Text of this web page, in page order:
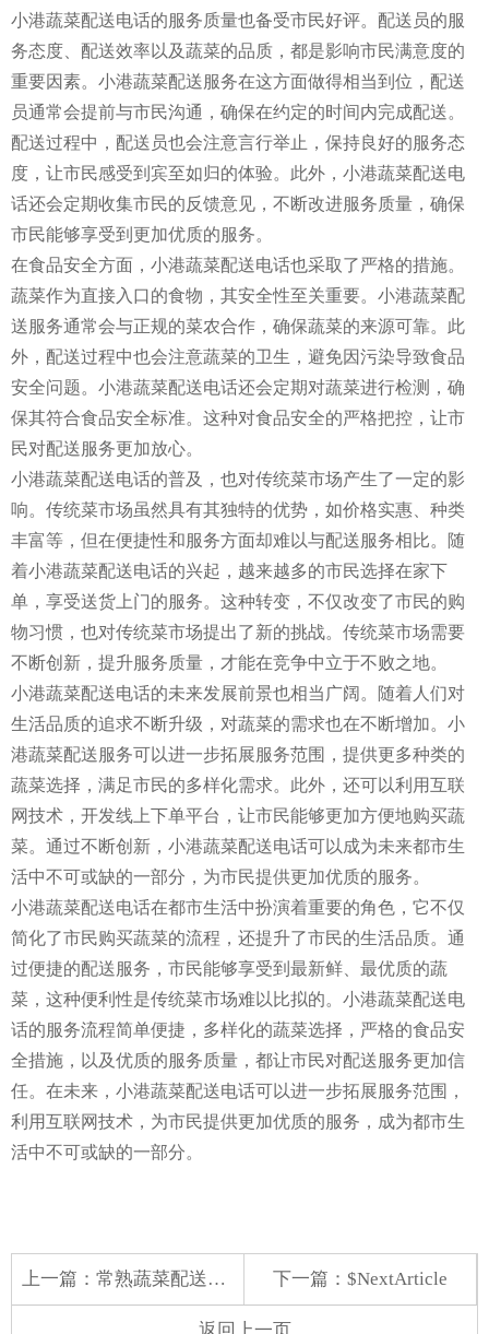
小港蔬菜配送电话的服务质量也备受市民好评。配送员的服
务态度、配送效率以及蔬菜的品质，都是影响市民满意度的
重要因素。小港蔬菜配送服务在这方面做得相当到位，配送
员通常会提前与市民沟通，确保在约定的时间内完成配送。
配送过程中，配送员也会注意言行举止，保持良好的服务态
度，让市民感受到宾至如归的体验。此外，小港蔬菜配送电
话还会定期收集市民的反馈意见，不断改进服务质量，确保
市民能够享受到更加优质的服务。
在食品安全方面，小港蔬菜配送电话也采取了严格的措施。
蔬菜作为直接入口的食物，其安全性至关重要。小港蔬菜配
送服务通常会与正规的菜农合作，确保蔬菜的来源可靠。此
外，配送过程中也会注意蔬菜的卫生，避免因污染导致食品
安全问题。小港蔬菜配送电话还会定期对蔬菜进行检测，确
保其符合食品安全标准。这种对食品安全的严格把控，让市
民对配送服务更加放心。
小港蔬菜配送电话的普及，也对传统菜市场产生了一定的影
响。传统菜市场虽然具有其独特的优势，如价格实惠、种类
丰富等，但在便捷性和服务方面却难以与配送服务相比。随
着小港蔬菜配送电话的兴起，越来越多的市民选择在家下
单，享受送货上门的服务。这种转变，不仅改变了市民的购
物习惯，也对传统菜市场提出了新的挑战。传统菜市场需要
不断创新，提升服务质量，才能在竞争中立于不败之地。
小港蔬菜配送电话的未来发展前景也相当广阔。随着人们对
生活品质的追求不断升级，对蔬菜的需求也在不断增加。小
港蔬菜配送服务可以进一步拓展服务范围，提供更多种类的
蔬菜选择，满足市民的多样化需求。此外，还可以利用互联
网技术，开发线上下单平台，让市民能够更加方便地购买蔬
菜。通过不断创新，小港蔬菜配送电话可以成为未来都市生
活中不可或缺的一部分，为市民提供更加优质的服务。
小港蔬菜配送电话在都市生活中扮演着重要的角色，它不仅
简化了市民购买蔬菜的流程，还提升了市民的生活品质。通
过便捷的配送服务，市民能够享受到最新鲜、最优质的蔬
菜，这种便利性是传统菜市场难以比拟的。小港蔬菜配送电
话的服务流程简单便捷，多样化的蔬菜选择，严格的食品安
全措施，以及优质的服务质量，都让市民对配送服务更加信
任。在未来，小港蔬菜配送电话可以进一步拓展服务范围，
利用互联网技术，为市民提供更加优质的服务，成为都市生
活中不可或缺的一部分。
上一篇： 常熟蔬菜配送哪家优惠 下一篇：$NextArticle